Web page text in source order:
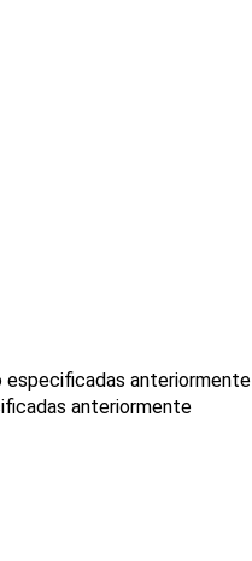
especificadas anteriormente
anteriormente